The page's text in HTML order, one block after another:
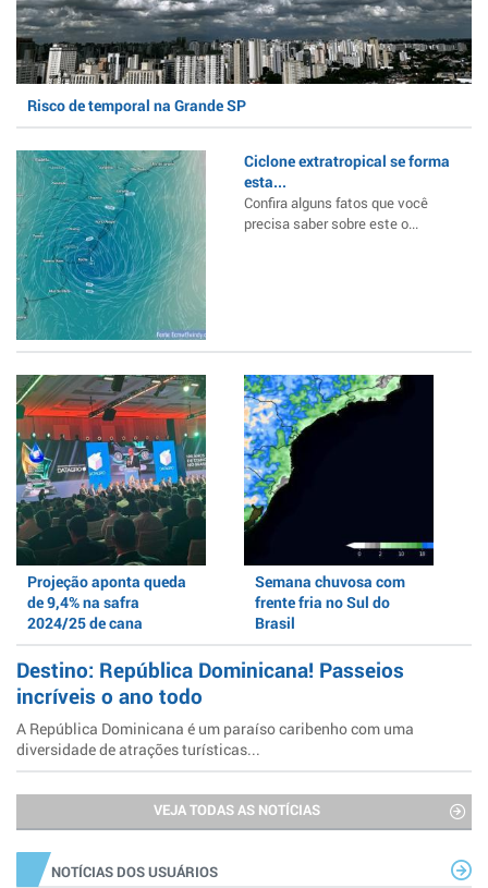
Risco de temporal na Grande SP
Ciclone extratropical se forma
esta...
Confira alguns fatos que você
precisa saber sobre este o...
Projeção aponta queda
de 9,4% na safra
2024/25 de cana
Semana chuvosa com
frente fria no Sul do
Brasil
Destino: República Dominicana! Passeios
incríveis o ano todo
A República Dominicana é um paraíso caribenho com uma
diversidade de atrações turísticas...
VEJA TODAS AS NOTÍCIAS
NOTÍCIAS DOS USUÁRIOS